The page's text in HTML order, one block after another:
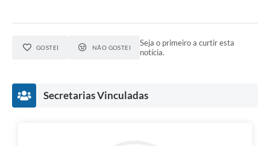
GOSTEI NÃO GOSTEI
Seja o primeiro a curtir esta
notícia.
Secretarias Vinculadas